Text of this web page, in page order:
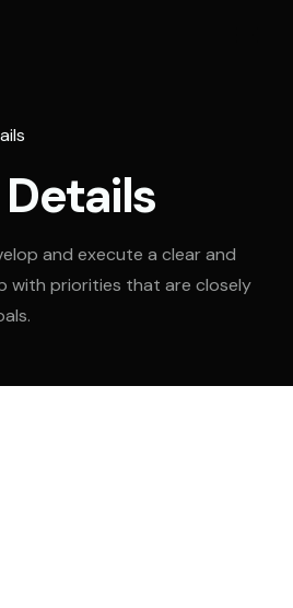
and execute a clear and
with priorities that are closely